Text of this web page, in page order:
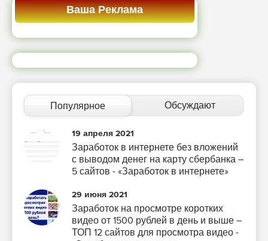
Ваша Реклама
Популярное Обсуждают
19 апреля 2021
Заработок в интернете без вложений
с выводом денег на карту сбербанка –
5 сайтов - «Заработок в интернете»
29 июня 2021
Заработок на просмотре коротких
видео от 1500 рублей в день и выше –
ТОП 12 сайтов для просмотра видео -